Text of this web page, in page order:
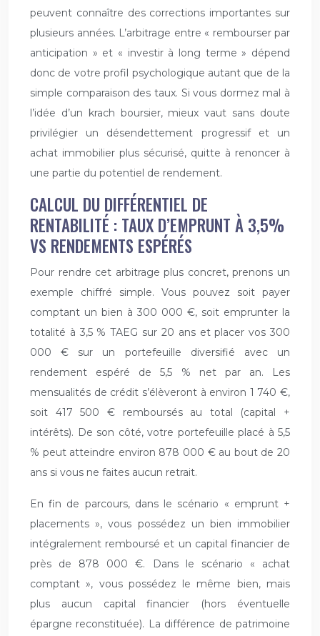
peuvent connaître des corrections importantes sur
plusieurs années. L’arbitrage entre « rembourser par
anticipation » et « investir à long terme » dépend
donc de votre profil psychologique autant que de la
simple comparaison des taux. Si vous dormez mal à
l’idée d’un krach boursier, mieux vaut sans doute
privilégier un désendettement progressif et un
achat immobilier plus sécurisé, quitte à renoncer à
une partie du potentiel de rendement.
CALCUL DU DIFFÉRENTIEL DE
RENTABILITÉ : TAUX D’EMPRUNT À 3,5%
VS RENDEMENTS ESPÉRÉS
Pour rendre cet arbitrage plus concret, prenons un
exemple chiffré simple. Vous pouvez soit payer
comptant un bien à 300 000 €, soit emprunter la
totalité à 3,5 % TAEG sur 20 ans et placer vos 300
000 € sur un portefeuille diversifié avec un
rendement espéré de 5,5 % net par an. Les
mensualités de crédit s’élèveront à environ 1 740 €,
soit 417 500 € remboursés au total (capital +
intérêts). De son côté, votre portefeuille placé à 5,5
% peut atteindre environ 878 000 € au bout de 20
ans si vous ne faites aucun retrait.
En fin de parcours, dans le scénario « emprunt +
placements », vous possédez un bien immobilier
intégralement remboursé et un capital financier de
près de 878 000 €. Dans le scénario « achat
comptant », vous possédez le même bien, mais
plus aucun capital financier (hors éventuelle
épargne reconstituée). La différence de patrimoine